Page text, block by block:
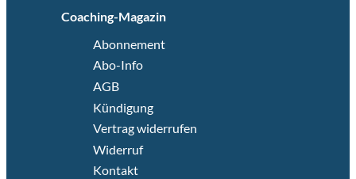
Coaching-Magazin
Abonnement
Abo-Info
AGB
Kündigung
Vertrag widerrufen
Widerruf
Kontakt